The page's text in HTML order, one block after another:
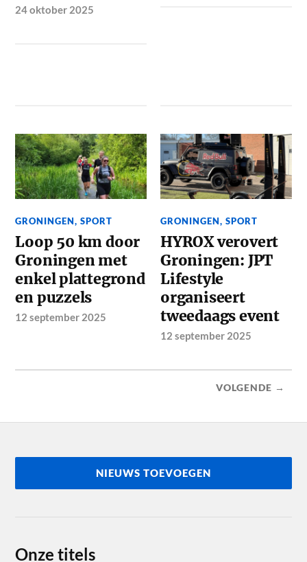
24 oktober 2025
GRONINGEN,SPORT
Loop 50 km door
Groningen met
enkel plattegrond
en puzzels
12 september 2025
GRONINGEN,SPORT
HYROX verovert
Groningen: JPT
Lifestyle
organiseert
tweedaags event
12 september 2025
VOLGENDE →
NIEUWS TOEVOEGEN
Onze titels